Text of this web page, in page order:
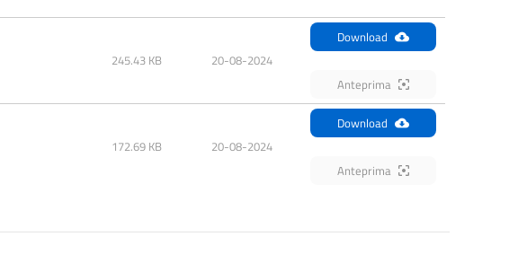
245.43 KB 20-08-2024
Download
Anteprima
172.69 KB 20-08-2024
Download
Anteprima